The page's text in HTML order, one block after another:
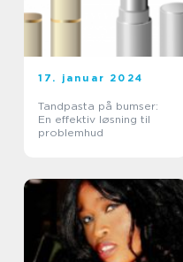
17. januar 2024
Tandpasta på bumser:
En effektiv løsning til
problemhud